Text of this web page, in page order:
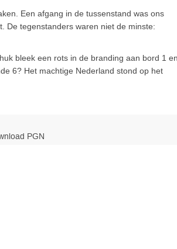
Een afgang in de tussenstand was ons
De tegenstanders waren niet de minste:
bleek een rots in de branding aan bord 1 en
6? Het machtige Nederland stond op het